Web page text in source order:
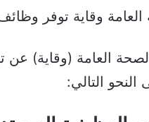
العامة وقاية توفر
العامة (وقاية)
النحو التالي: